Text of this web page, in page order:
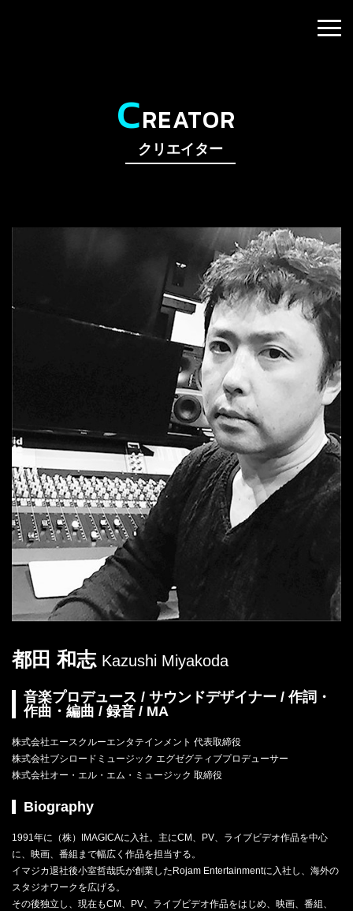
CREATOR
クリエイター
都田 和志 Kazushi Miyakoda
音楽プロデュース / サウンドデザイナー / 作詞・
作曲・編曲 / 録音 / MA
株式会社エースクルーエンタテインメント 代表取締役
株式会社ブシロードミュージック エグゼグティブプロデューサー
株式会社オー・エル・エム・ミュージック 取締役
Biography
1991年に（株）IMAGICAに入社。主にCM、PV、ライブビデオ作品を中心
に、映画、番組まで幅広く作品を担当する。
イマジカ退社後小室哲哉氏が創業したRojam Entertainmentに入社し、海外の
スタジオワークを広げる。
その後独立し、現在もCM、PV、ライブビデオ作品をはじめ、映画、番組、